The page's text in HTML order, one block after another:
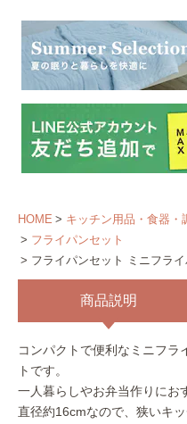
HOME キッチン用品・食器・
フライパンセット
フライパンセット ミニフラ
商品説明
コンパクトで便利なミニフラ
トです。
一人暮らしやお弁当作りにお
直径約16cmなので、狭いキ